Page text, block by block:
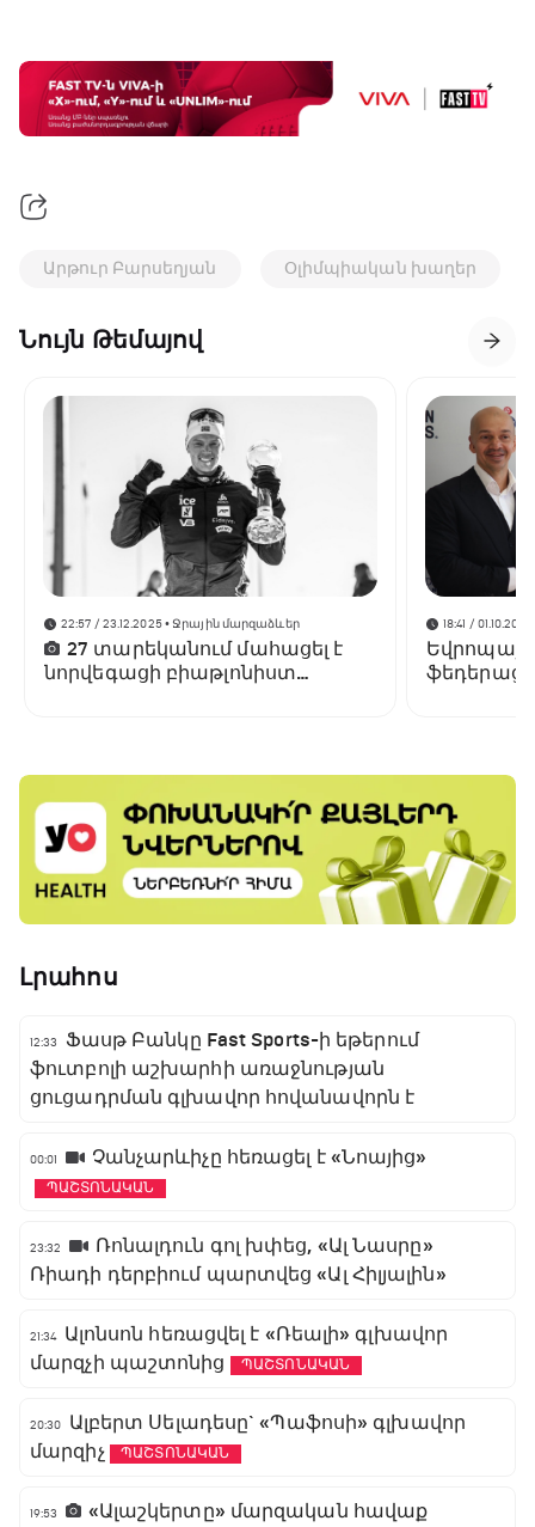
Արթուր Բարսեղյան Օլիմպիական խաղեր
Նույն Թեմայով
22:57 / 23.12.2025• Ջրային մարզաձևեր
27 տարեկանում մահացել է
նորվեգացի բիաթլոնիստ
18:41 / 01.10.2025
Եվրոպայի
Լրահոս
12:33
Ֆասթ Բանկը Fast Sports-ի եթերում
ֆուտբոլի աշխարհի առաջնության
ցուցադրման գլխավոր հովանավորն է
00:01 Չանչարևիչը հեռացել է «Նոայից»
ՊԱՇՏՈՆԱԿԱՆ
23:32
Ռոնալդուն գոլ խփեց, «Ալ Նասրը»
Ռիադի դերբիում պարտվեց «Ալ Հիլյալին»
21:34 Ալոնսոն հեռացվել է «Ռեալի» գլխավոր
մարզչի պաշտոնից
ՊԱՇՏՈՆԱԿԱՆ
20:30
Ալբերտ Սելադեսը` «Պաֆոսի» գլխավոր
մարզիչ
ՊԱՇՏՈՆԱԿԱՆ
19:53 «Ալաշկերտը» մարզական հավաք